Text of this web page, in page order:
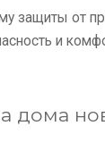
защиты от
и
дома